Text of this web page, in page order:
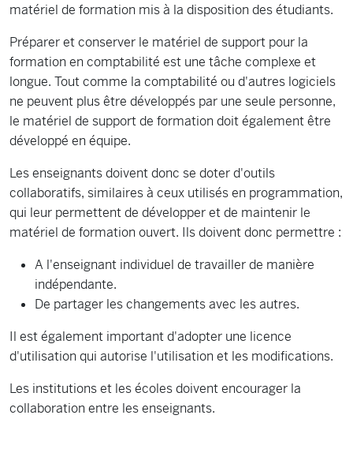
matériel de formation mis à la disposition des étudiants.
Préparer et conserver le matériel de support pour la
formation en comptabilité est une tâche complexe et
longue. Tout comme la comptabilité ou d'autres logiciels
ne peuvent plus être développés par une seule personne,
le matériel de support de formation doit également être
développé en équipe.
Les enseignants doivent donc se doter d'outils
collaboratifs, similaires à ceux utilisés en programmation,
qui leur permettent de développer et de maintenir le
matériel de formation ouvert. Ils doivent donc permettre :
A l'enseignant individuel de travailler de manière
indépendante.
De partager les changements avec les autres.
Il est également important d'adopter une licence
d'utilisation qui autorise l'utilisation et les modifications.
Les institutions et les écoles doivent encourager la
collaboration entre les enseignants.